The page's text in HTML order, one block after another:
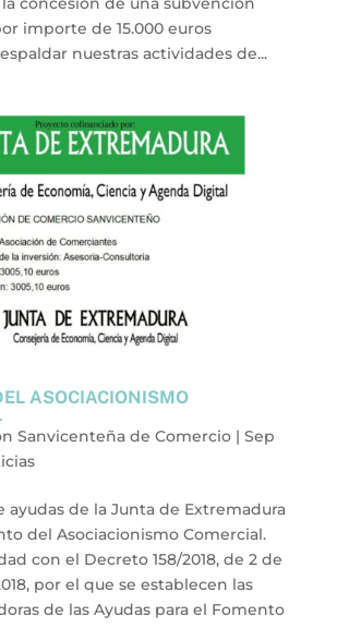
importe de 15.000 euros
nuestras actividades de...
ASOCIACIONISMO
Sanvicenteña de Comercio| Sep
ayudas de la Junta de Extremadura
del Asociacionismo Comercial.
con el Decreto 158/2018, de 2 de
por el que se establecen las
de las Ayudas para el Fomento